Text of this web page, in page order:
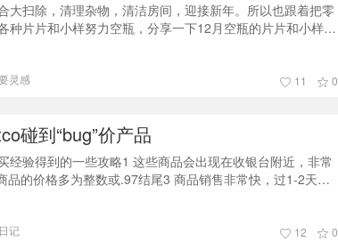
大扫除，清理杂物，清洁房间，迎接新年。所以也跟着把零
种片片和小样努力空瓶，分享一下12月空瓶的片片和小样。
柔和，味道很清新，洗完脸后感觉很清爽，并且皮肤不紧
论官网还是丝芙兰今年经常有折扣，价格也是实惠又划算！
灵感 11 0
碰到“bug”价产品
经验得到的一些攻略1 这些商品会出现在收银台附近，非常
品的价格多为整数或.97结尾3 商品销售非常快，过1-2天再
有1美金左右的价差6 各个州的店商品折扣会差1-2天7 大部
都是护肤美妆产品以下图片是产品和价格套装的价格很好，
记 12 0